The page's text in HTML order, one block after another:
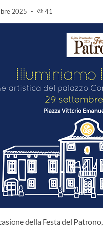
2025 - 41
della Festa del